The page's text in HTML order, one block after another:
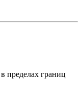
пределах границ